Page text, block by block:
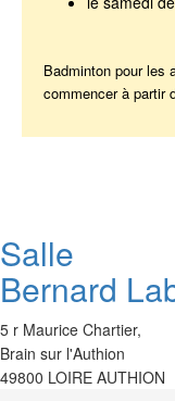
Badminton pour les
commencer à partir
Salle
Bernard
5 r Maurice Chartier,
Brain sur l'Authion
49800 LOIRE AUTHION